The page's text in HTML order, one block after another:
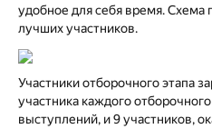
удобное для себя время. Схема
лучших участников.
Участники отборочного этапа
участника каждого
выступлений, и 9 участников,